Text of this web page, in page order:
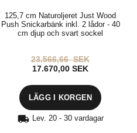
125,7 cm Naturoljeret Just Wood
Push Snickarbänk inkl. 2 lådor - 40
cm djup och svart sockel
23.566,66SEK
17.670,00SEK
LÄGG I KORGEN
Lev. 20 - 30 vardagar